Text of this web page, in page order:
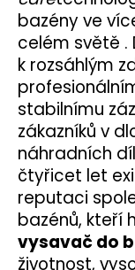
bazény ve
celém světě .
k rozsáhlým
stabilnímu
zákazníků v
náhradních
čtyřicet let
reputaci
bazénů, kteří
vysavač do
životnost,